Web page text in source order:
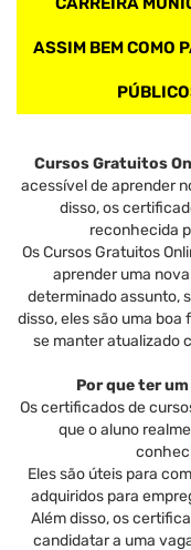
ASSIM BEM COMO
Cursos Gratuitos
acessível de aprender
disso, os
reconhecida
Os Cursos Gratuitos
aprender uma
determinado assunto,
disso, eles são uma
se manter atualizado
Por que ter
Os certificados de
que o aluno
Eles são úteis para
adquiridos para
Além disso, os
candidatar a uma